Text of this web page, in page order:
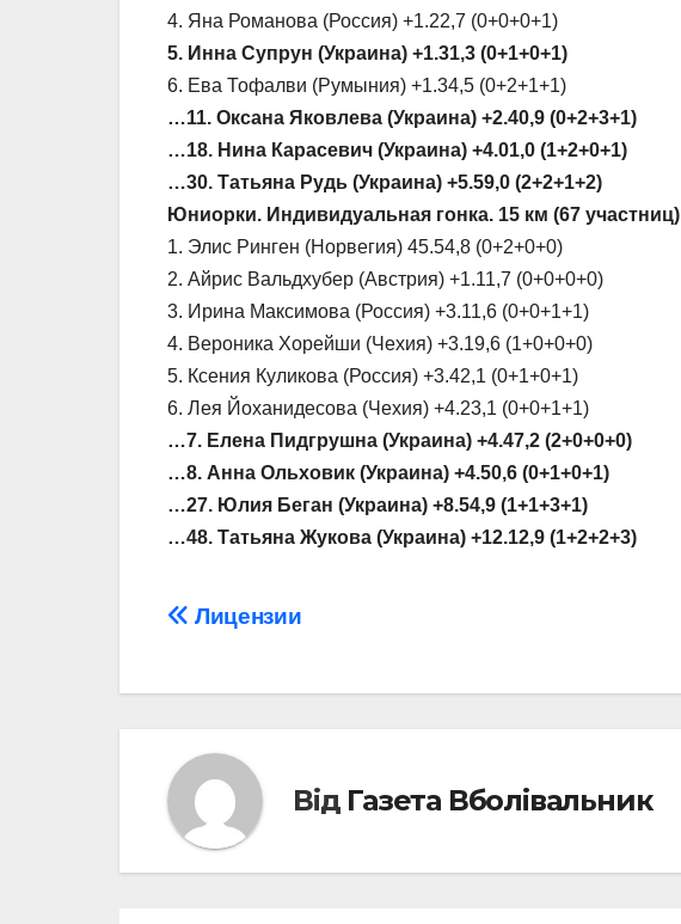
4. Яна Романова (Россия) +1.22,7 (0+0+0+1)
5. Инна Супрун (Украина) +1.31,3 (0+1+0+1)
6. Ева Тофалви (Румыния) +1.34,5 (0+2+1+1)
…11. Оксана Яковлева (Украина) +2.40,9 (0+2+3+1)
…18. Нина Карасевич (Украина) +4.01,0 (1+2+0+1)
…30. Татьяна Рудь (Украина) +5.59,0 (2+2+1+2)
Юниорки. Индивидуальная гонка. 15 км (67 участниц)
1. Элис Ринген (Норвегия) 45.54,8 (0+2+0+0)
2. Айрис Вальдхубер (Австрия) +1.11,7 (0+0+0+0)
3. Ирина Максимова (Россия) +3.11,6 (0+0+1+1)
4. Вероника Хорейши (Чехия) +3.19,6 (1+0+0+0)
5. Ксения Куликова (Россия) +3.42,1 (0+1+0+1)
6. Лея Йоханидесова (Чехия) +4.23,1 (0+0+1+1)
…7. Елена Пидгрушна (Украина) +4.47,2 (2+0+0+0)
…8. Анна Ольховик (Украина) +4.50,6 (0+1+0+1)
…27. Юлия Беган (Украина) +8.54,9 (1+1+3+1)
…48. Татьяна Жукова (Украина) +12.12,9 (1+2+2+3)
Навігація
Лицензии
Від Газета Вболівальник